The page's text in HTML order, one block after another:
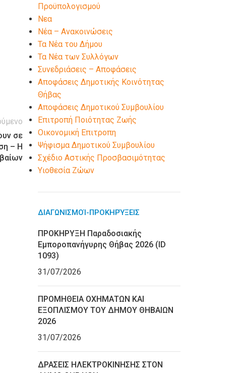
σε
– Η
Προϋπολογισμού
Νεα
Νέα – Ανακοινώσεις
Τα Νέα του Δήμου
Τα Νέα των Συλλόγων
Συνεδριάσεις – Αποφάσεις
Αποφάσεις Δημοτικής Κοινότητας
Θήβας
Αποφάσεις Δημοτικού Συμβουλίου
Επιτροπή Ποιότητας Ζωής
Οικονομική Επιτροπη
Ψήφισμα Δημοτικού Συμβουλίου
Σχέδιο Αστικής Προσβασιμότητας
Υιοθεσία Ζώων
ΔΙΑΓΩΝΙΣΜΟΊ-ΠΡΟΚΗΡΎΞΕΙΣ
ΠΡΟΚΗΡΥΞΗ Παραδοσιακής
Εμποροπανήγυρης Θήβας 2026 (ID
1093)
31/07/2026
ΠΡΟΜΗΘΕΙΑ ΟΧΗΜΑΤΩΝ ΚΑΙ
ΕΞΟΠΛΙΣΜΟΥ ΤΟΥ ΔΗΜΟΥ ΘΗΒΑΙΩΝ
2026
31/07/2026
ΔΡΑΣΕΙΣ ΗΛΕΚΤΡΟΚΙΝΗΣΗΣ ΣΤΟΝ